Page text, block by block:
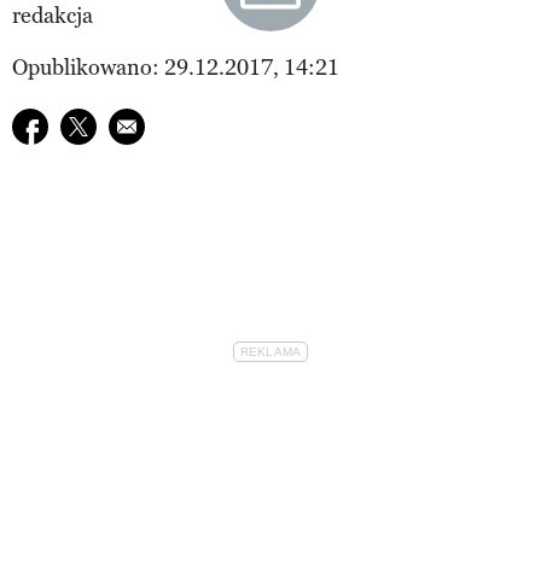
redakcja
Opublikowano: 29.12.2017, 14:21
Udostępnij na facebook
Udostępnij na twitter
E-mail do przyjaciela